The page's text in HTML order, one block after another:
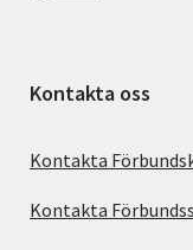
Kontakta oss
Kontakta
Kontakta